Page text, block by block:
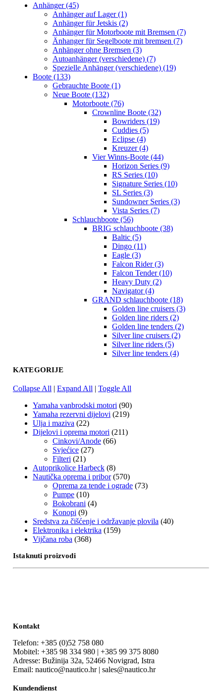
Anhänger (45)
Anhänger auf Lager (1)
Anhänger für Jetskis (2)
Anhänger für Motorboote mit Bremsen (7)
Änhanger für Segelboote mit bremsen (7)
Anhänger ohne Bremsen (3)
Autoanhänger (verschiedene) (7)
Spezielle Anhänger (verschiedene) (19)
Boote (133)
Gebrauchte Boote (1)
Neue Boote (132)
Motorboote (76)
Crownline Boote (32)
Bowriders (19)
Cuddies (5)
Eclipse (4)
Kreuzer (4)
Vier Winns-Boote (44)
Horizon Series (9)
RS Series (10)
Signature Series (10)
SL Series (3)
Sundowner Series (3)
Vista Series (7)
Schlauchboote (56)
BRIG schlauchboote (38)
Baltic (5)
Dingo (11)
Eagle (3)
Falcon Rider (3)
Falcon Tender (10)
Heavy Duty (2)
Navigator (4)
GRAND schlauchboote (18)
Golden line cruisers (3)
Golden line riders (2)
Golden line tenders (2)
Silver line cruisers (2)
Silver line riders (5)
Silver line tenders (4)
KATEGORIJE
Collapse All | Expand All | Toggle All
Yamaha vanbrodski motori (90)
Yamaha rezervni dijelovi (219)
Ulja i maziva (22)
Dijelovi i oprema motori (211)
Cinkovi/Anode (66)
Svjećice (27)
Filteri (21)
Autoprikolice Harbeck (8)
Nautička oprema i pribor (570)
Oprema za tende i ograde (73)
Pumpe (10)
Bokobrani (4)
Konopi (9)
Sredstva za čišćenje i održavanje plovila (40)
Elektronika i elektrika (159)
Vijčana roba (368)
Istaknuti proizvodi
Kontakt
Telefon: +385 (0)52 758 080
Mobitel: +385 98 334 980 | +385 99 375 8080
Adresse: Bužinija 32a, 52466 Novigrad, Istra
Email: nautico@nautico.hr | sales@nautico.hr
Kundendienst